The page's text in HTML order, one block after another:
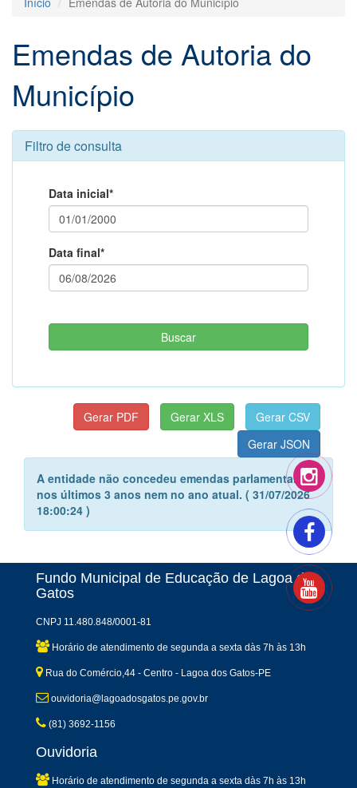
Emendas de Autoria do
Município
Filtro de consulta
Data inicial*
Data final*
A entidade não concedeu emendas parlamentares
nos últimos 3 anos nem no ano atual. ( 31/07/2026
18:00:24 )
Fundo Municipal de Educação de Lagoa dos
Gatos
CNPJ 11.480.848/0001-81
Horário de atendimento de segunda a sexta dàs 7h às 13h
Rua do Comércio,44 - Centro - Lagoa dos Gatos-PE
ouvidoria@lagoadosgatos.pe.gov.br
(81) 3692-1156
Ouvidoria
Horário de atendimento de segunda a sexta dàs 7h às 13h